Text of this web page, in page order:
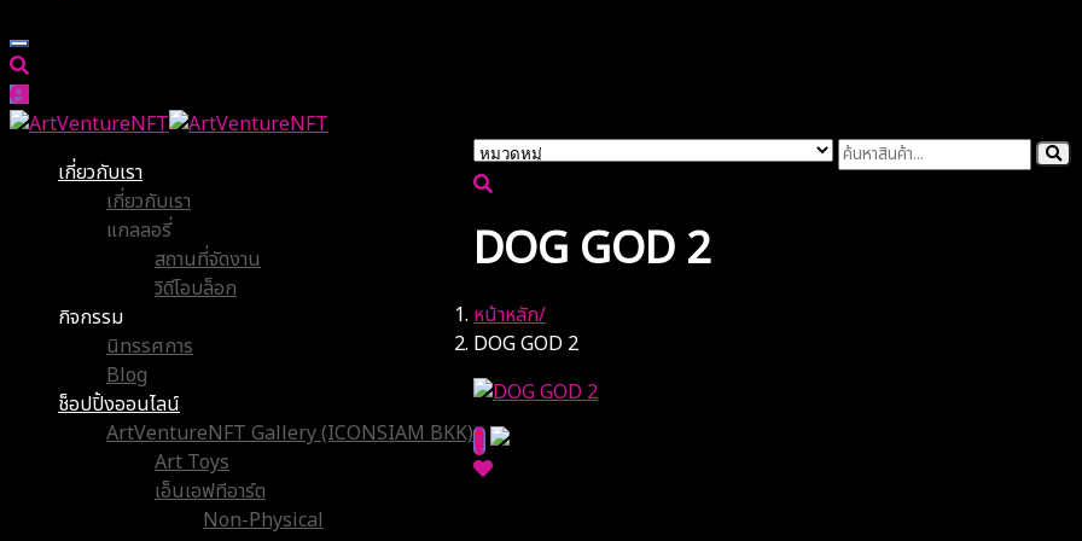
เกี่ยวกับเรา
เกี่ยวกับเรา
แกลลอรี่
สถานที่จัดงาน
วิดีโอบล็อก
กิจกรรม
นิทรรศการ
Blog
ช็อปปิ้งออนไลน์
ArtVentureNFT Gallery (ICONSIAM BKK)
Art Toys
เอ็นเอฟทีอาร์ต
Non-Physical
DOG GOD 2
หน้าหลัก
DOG GOD 2